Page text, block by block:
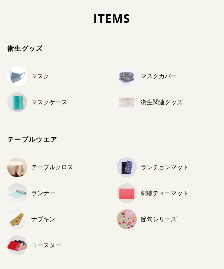
ITEMS
衛生グッズ
マスク マスクカバー
マスクケース 衛生関連グッズ
テーブルウエア
テーブルクロス ランチョンマット
ランナー 刺繍ティーマット
ナプキン 節句シリーズ
コースター